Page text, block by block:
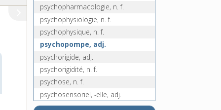
psychopharmacologie, n. f.
psychophysiologie, n. f.
psychophysique, n. f.
psychopompe, adj.
psychorigide, adj.
psychorigidité, n. f.
psychose, n. f.
psychosensoriel, -elle, adj.
psychosociologie, n. f.